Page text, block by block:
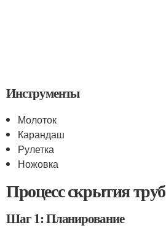
Инструменты
Молоток
Карандаш
Рулетка
Ножовка
Процесс скрытия труб
Шаг 1: Планирование